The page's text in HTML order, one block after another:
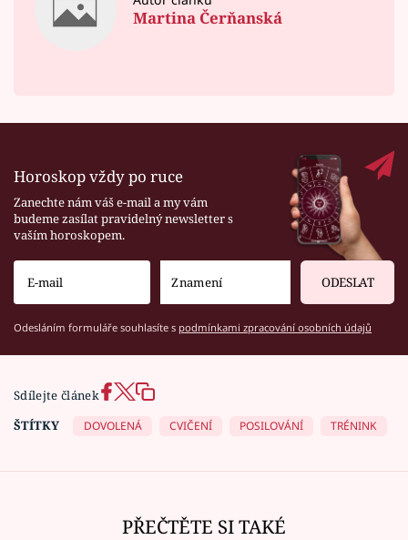
Martina Čerňanská
Horoskop vždy po ruce
Zanechte nám váš e-mail a my vám
budeme zasílat pravidelný newsletter s
vaším horoskopem.
ODESLAT
Odesláním formuláře souhlasíte s podmínkami zpracování osobních údajů
Sdílejte článek
ŠTÍTKY
DOVOLENÁ CVIČENÍ POSILOVÁNÍ TRÉNINK
PŘEČTĚTE SI TAKÉ